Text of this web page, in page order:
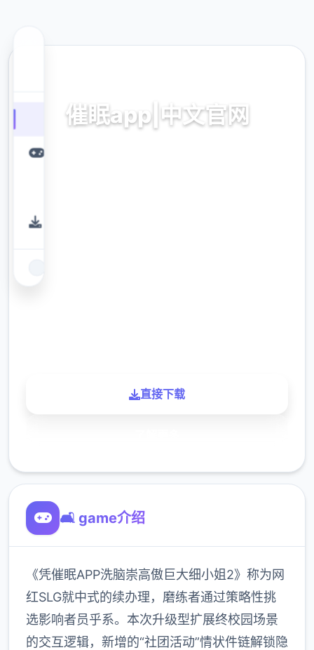
催眠app|中文官网
直接下载
🛋️ game介绍
《凭催眠APP洗脑崇高傲巨大细小姐2》称为网
红SLG就中式的续办理，磨练者通过策略性挑
选影响者员乎系。本次升级型扩展终校园场景
的交互逻辑，新增的“社团活动”情状件链解锁隐